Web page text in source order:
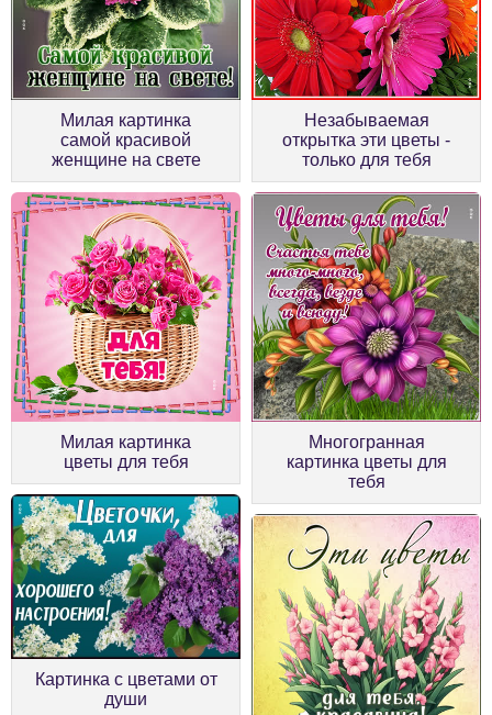
Милая картинка
самой красивой
женщине на свете
Незабываемая
открытка эти цветы -
только для тебя
Милая картинка
цветы для тебя
Многогранная
картинка цветы для
тебя
Картинка с цветами от
души